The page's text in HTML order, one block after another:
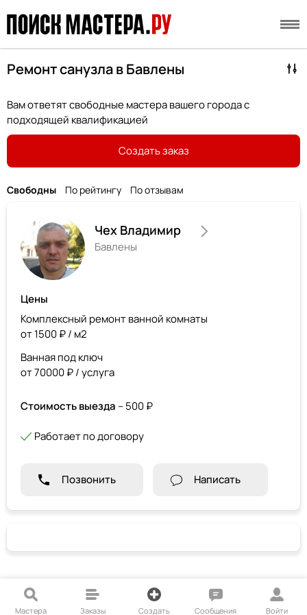
Ремонт санузла в Бавлены
Вам ответят свободные мастера вашего города с
подходящей квалификацией
Создать заказ
Свободны По рейтингу По отзывам
Чех Владимир
Бавлены
Цены
Комплексный ремонт ванной комнаты
от 1500 ₽ / м2
Ванная под ключ
от 70000 ₽ / услуга
Стоимость выезда – 500 ₽
Работает по договору
Позвонить Написать
Мастера Заказы Создать Сообщения Войти